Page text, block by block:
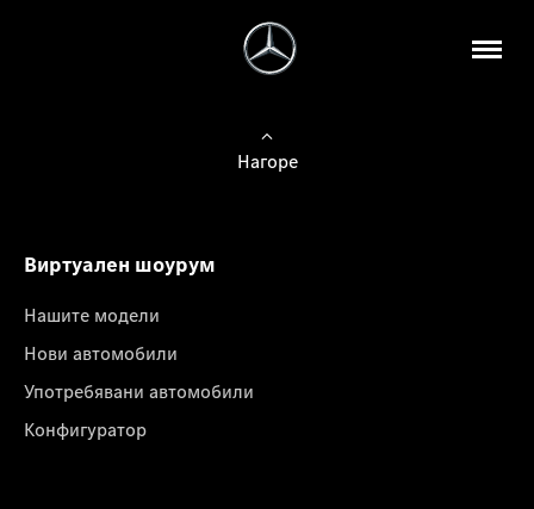
Нагоре
Виртуален шоурум
Нашите модели
Нови автомобили
Употребявани автомобили
Конфигуратор